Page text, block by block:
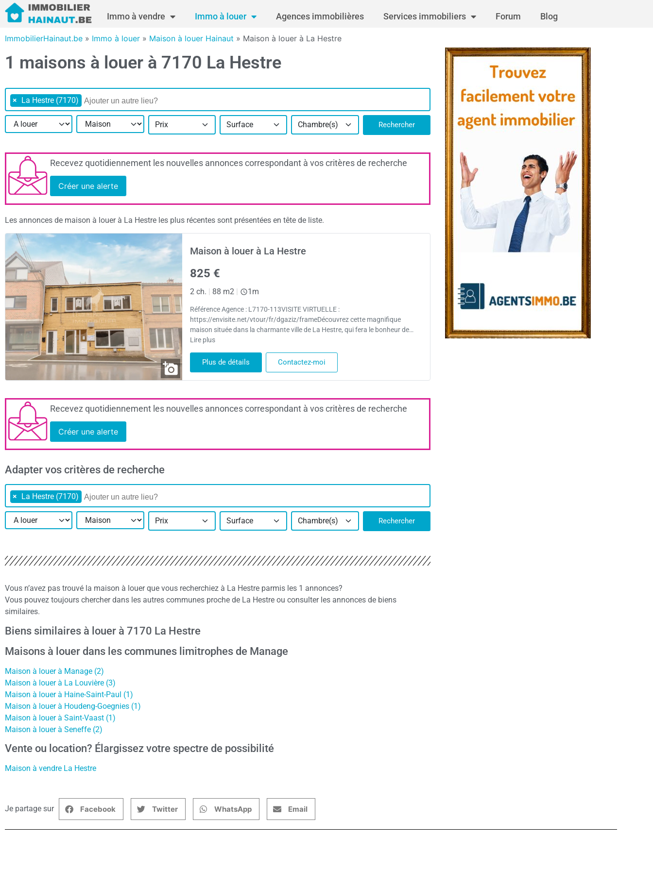
Immo à vendre Immo à louer Agences immobilières Services immobiliers Forum Blog
ImmobilierHainaut.be » Immo à louer » Maison à louer Hainaut » Maison à louer à La Hestre
1 maisons à louer à 7170 La Hestre
× La Hestre (7170)
Prix Surface Chambre(s) Rechercher
Recevez quotidiennement les nouvelles annonces correspondant à vos critères de recherche
Créer une alerte
Les annonces de maison à louer à La Hestre les plus récentes sont présentées en tête de liste.
Maison à louer à La Hestre
825 €
2 ch. | 88 m2 | 1m
Référence Agence : L7170-113VISITE VIRTUELLE :
https://envisite.net/vtour/fr/dgaziz/frameDécouvrez cette magnifique
maison située dans la charmante ville de La Hestre, qui fera le bonheur de…
Lire plus
Plus de détails Contactez-moi
Recevez quotidiennement les nouvelles annonces correspondant à vos critères de recherche
Créer une alerte
Adapter vos critères de recherche
× La Hestre (7170)
Prix Surface Chambre(s) Rechercher
Vous n’avez pas trouvé la maison à louer que vous recherchiez à La Hestre parmis les 1 annonces?
Vous pouvez toujours chercher dans les autres communes proche de La Hestre ou consulter les annonces de biens
similaires.
Biens similaires à louer à 7170 La Hestre
Maisons à louer dans les communes limitrophes de Manage
Maison à louer à Manage (2)
Maison à louer à La Louvière (3)
Maison à louer à Haine-Saint-Paul (1)
Maison à louer à Houdeng-Goegnies (1)
Maison à louer à Saint-Vaast (1)
Maison à louer à Seneffe (2)
Vente ou location? Élargissez votre spectre de possibilité
Maison à vendre La Hestre
Je partage sur Facebook Twitter WhatsApp Email